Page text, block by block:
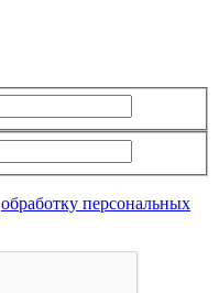
обработку персональных